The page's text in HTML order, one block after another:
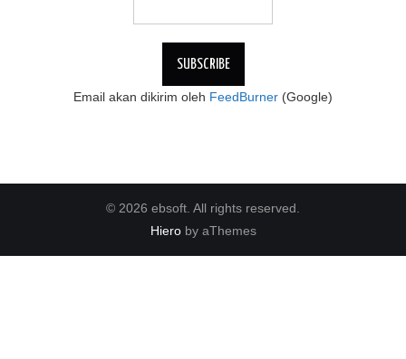
Email akan dikirim oleh FeedBurner (Google)
© 2026 ebsoft. All rights reserved.
Hieroby aThemes